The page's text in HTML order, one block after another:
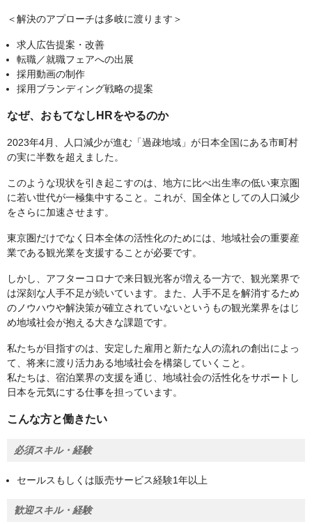
＜解決のアプローチは多岐に渡ります＞
求人広告提案・改善
転職／就職フェアへの出展
採用動画の制作
採用ブランディング戦略の提案
なぜ、おもてなしHRをやるのか
2023年4月、人口減少が進む「過疎地域」が日本全国にある市町村
の実に半数を超えました。
このような現状を引き起こすのは、地方に比べ出生率の低い東京圏
に若い世代が一極集中すること。これが、国全体としての人口減少
をさらに加速させます。
東京圏だけでなく日本全体の活性化のためには、地域社会の重要産
業である観光業を支援することが必要です。
しかし、アフターコロナで来日観光客が増える一方で、観光業界で
は深刻な人手不足が続いています。また、人手不足を解消するため
のノウハウや解決策が確立されていないというもの観光業界をはじ
め地域社会が抱える大きな課題です。
私たちが目指すのは、安定した雇用と新たな人の流れの創出によっ
て、将来に渡り活力ある地域社会を構築していくこと。
私たちは、宿泊業界の支援を通じ、地域社会の活性化をサポートし
日本を元気にする仕事を担っています。
こんな方と働きたい
必須スキル・経験
セールスもしくは販売サービス経験1年以上
歓迎スキル・経験